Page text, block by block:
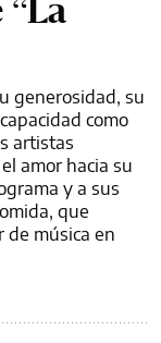
generosidad, su
como
artistas
amor hacia su
y a sus
que
música en